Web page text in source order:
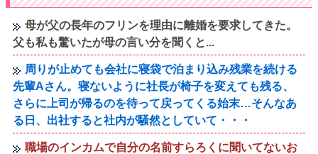
母が父の長年のフリンを理由に離婚を要求してきた。
父も私も驚いたが母の言い分を聞くと...
周りが止めても会社に寝袋で泊まり込み残業を続ける
先輩Aさん。寝ないように社長が椅子を変えても残る、
さらに上司が帰るのを待って戻ってくる始末…そんなあ
る日、出社すると社内が騒然としていて・・・
職場のインカムで自分の名前すらろくに聞いてないお